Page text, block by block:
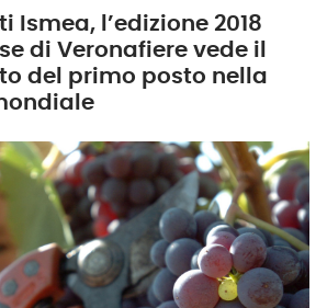
Ismea, l’edizione 2018
di Veronafiere vede il
del primo posto nella